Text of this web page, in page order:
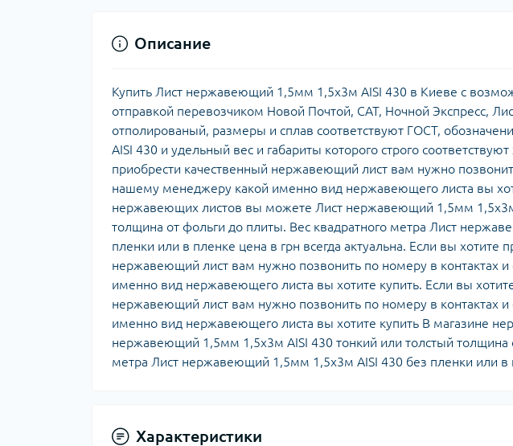
Описание
Купить Лист нержавеющий 1,5мм 1,5х3м AISI 430 в Киеве с
отправкой перевозчиком Новой Почтой, САТ, Ночной Экспресс,
отполированый, размеры и сплав соответствуют ГОСТ,
AISI 430 и удельный вес и габариты которого строго
приобрести качественный нержавеющий лист вам нужно
нашему менеджеру какой именно вид нержавеющего листа вы
нержавеющих листов вы можете Лист нержавеющий 1,5мм 1,5х3м
толщина от фольги до плиты. Вес квадратного метра Лист
пленки или в пленке цена в грн всегда актуальна. Если вы хотите
нержавеющий лист вам нужно позвонить по номеру в контактах
именно вид нержавеющего листа вы хотите купить. Если вы
нержавеющий лист вам нужно позвонить по номеру в контактах
именно вид нержавеющего листа вы хотите купить В магазине
нержавеющий 1,5мм 1,5х3м AISI 430 тонкий или толстый толщина
метра Лист нержавеющий 1,5мм 1,5х3м AISI 430 без пленки или в
Характеристики